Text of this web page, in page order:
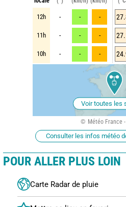
12h - - -
11h - - -
10h - - -
Voir toutes les
Météo France -
Consulter les infos météo
POUR ALLER PLUS LOIN
Carte Radar de pluie